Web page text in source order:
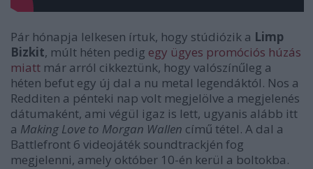
Pár hónapja lelkesen írtuk, hogy stúdiózik a Limp
Bizkit, múlt héten pedig egy ügyes promóciós húzás
miatt már arról cikkeztünk, hogy valószínűleg a
héten befut egy új dal a nu metal legendáktól. Nos a
Redditen a pénteki nap volt megjelölve a megjelenés
dátumaként, ami végül igaz is lett, ugyanis alább itt
a Making Love to Morgan Wallen című tétel. A dal a
Battlefront 6 videojáték soundtrackjén fog
megjelenni, amely október 10-én kerül a boltokba.